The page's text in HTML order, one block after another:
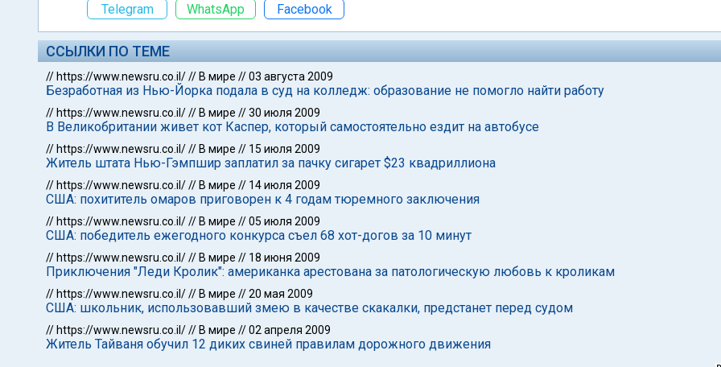
Telegram
WhatsApp Facebook
ССЫЛКИ ПО ТЕМЕ
// https://www.newsru.co.il/// В мире //03 августа 2009
Безработная из Нью-Йорка подала в суд на колледж: образование не помогло найти работу
// https://www.newsru.co.il/// В мире //30 июля 2009
В Великобритании живет кот Каспер, который самостоятельно ездит на автобусе
// https://www.newsru.co.il/// В мире // 15 июля 2009
Житель штата Нью-Гэмпшир заплатил за пачку сигарет $23 квадриллиона
// https://www.newsru.co.il/// В мире // 14 июля 2009
США: похититель омаров приговорен к 4 годам тюремного заключения
// https://www.newsru.co.il/// В мире //05 июля 2009
США: победитель ежегодного конкурса съел 68 хот-догов за 10 минут
// https://www.newsru.co.il/// В мире // 18 июня 2009
Приключения "Леди Кролик": американка арестована за патологическую любовь к кроликам
// https://www.newsru.co.il/// В мире //20 мая 2009
США: школьник, использовавший змею в качестве скакалки, предстанет перед судом
// https://www.newsru.co.il/// В мире //02 апреля 2009
Житель Тайваня обучил 12 диких свиней правилам дорожного движения